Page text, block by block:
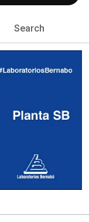
Search